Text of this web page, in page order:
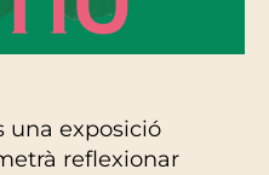
una exposició
reflexionar